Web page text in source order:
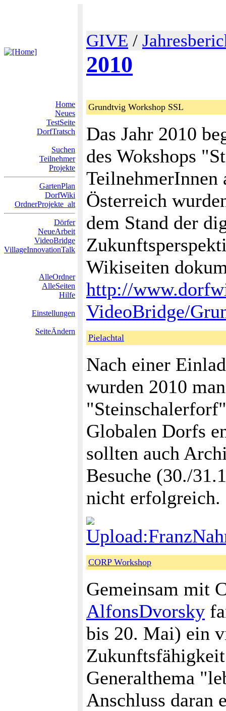
GIVE /
2010
Home
Neues
TestSeite
DorfTratsch
Suchen
Teilnehmer
Projekte
GartenPlan
DorfWiki
OrdnerProjekte_alt
Dörfer
NeueArbeit
VideoBridge
VillageInnovationTalk
AlleOrdner
AlleSeiten
Hilfe
Einstellungen
SeiteÄndern
Grundtvig Workshop SSL
Das Jahr 2010
des Wokshops
TeilnehmerInnen
Österreich
dem Stand der
Wikiseiten
http://
VideoBridge/
Pielachtal
Nach einer
wurden 2010
Globalen Dorfs
sollten auch
Besuche (30./
nicht erfolgreich.
CORP Workshop
Gemeinsam mit
AlfonsDvorsky
bis 20. Mai) ein
Generalthema
Anschluss daran